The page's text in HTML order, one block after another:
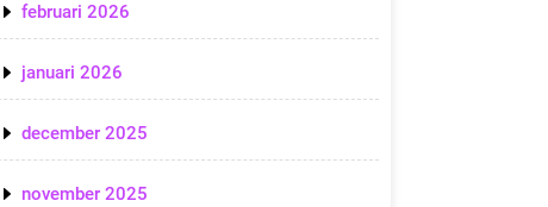
februari 2026
januari 2026
december 2025
november 2025